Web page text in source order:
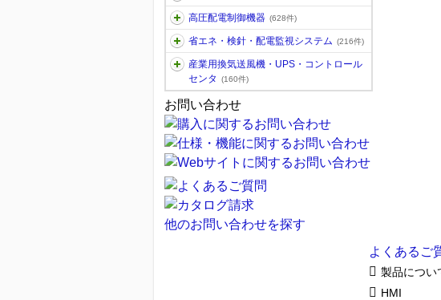
高圧配電制御機器 (628件)
省エネ・検針・配電監視システム (216件)
産業用換気送風機・UPS・コントロール
センタ
(160件)
お問い合わせ
他のお問い合わせを探す
よくあるご
製品につい
HMI